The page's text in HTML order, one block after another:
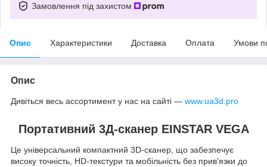
Замовлення під захистом
Опис Характеристики Доставка Оплата Умови
Опис
Дивіться весь ассортимент у нас на сайті — www.ua3d.pro
Портативний 3Д-сканер EINSTAR VEGA
Це універсальний компактний 3D-сканер, що забезпечує
високу точність, HD-текстури та мобільність без прив'язки до